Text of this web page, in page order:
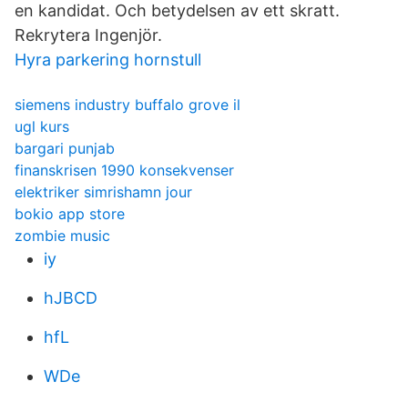
en kandidat. Och betydelsen av ett skratt.
Rekrytera Ingenjör.
Hyra parkering hornstull
siemens industry buffalo grove il
ugl kurs
bargari punjab
finanskrisen 1990 konsekvenser
elektriker simrishamn jour
bokio app store
zombie music
iy
hJBCD
hfL
WDe